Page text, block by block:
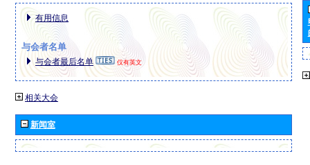
有用信息
与会者名单
与会者最后名单 仅有英文
相关大会
新闻室